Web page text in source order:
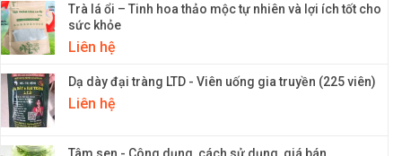
Trà lá ổi – Tinh hoa thảo mộc tự nhiên và lợi ích tốt cho
sức khỏe
Liên hệ
Dạ dày đại tràng LTD - Viên uống gia truyền (225 viên)
Liên hệ